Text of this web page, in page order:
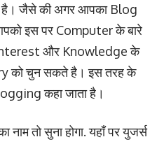
है। जैसे की अगर आपका Blog
इस पर Computer के बारे
Interest और Knowledge के
को चुन सकते है। इस तरह के
कहा जाता है।
तो सुना होगा. यहाँ पर युजर्स